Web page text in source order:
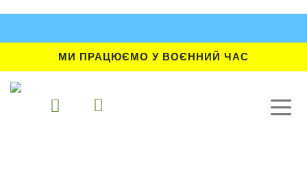
МИ ПРАЦЮЄМО У ВОЄННИЙ ЧАС